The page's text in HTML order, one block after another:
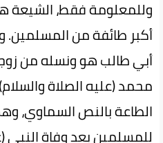
وللمعلومة فقط، الشيعة
أكبر طائفة من المسلمين.
أبي طالب هو ونسله من
محمد (عليه الصلاة
الطاعة بالنص السماوي،
للمسلمين بعد وفاة النبي